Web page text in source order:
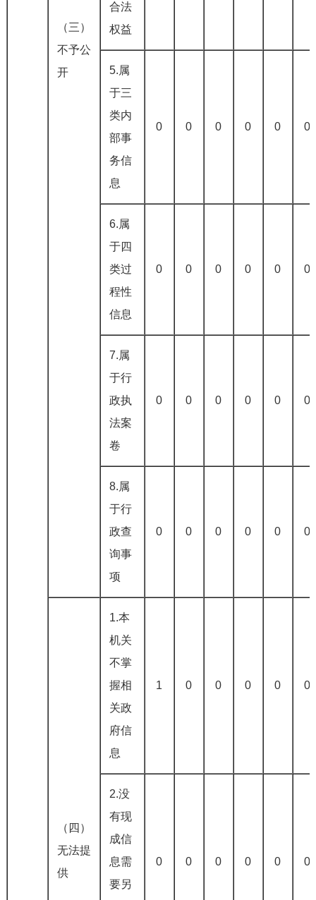
（三）
不予公
开
合法
权益
5.属
于三
类内
部事
务信
息
0 0 0 0 0 0
6.属
于四
类过
程性
信息
0 0 0 0 0 0
7.属
于行
政执
法案
卷
0 0 0 0 0 0
8.属
于行
政查
询事
项
0 0 0 0 0 0
（四）
无法提
供
1.本
机关
不掌
握相
关政
府信
息
1 0 0 0 0 0
2.没
有现
成信
息需
要另
0 0 0 0 0 0